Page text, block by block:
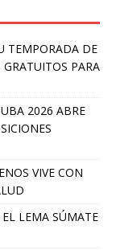
TEMPORADA DE
PARA
2026 ABRE
VIVE CON
LEMA SÚMATE